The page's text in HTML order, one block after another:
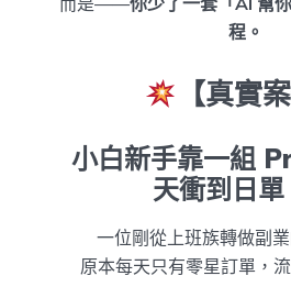
程。
【真實
小白新手靠一組
天衝到日
一位剛從上班族轉做副
原本每天只有零星訂單，